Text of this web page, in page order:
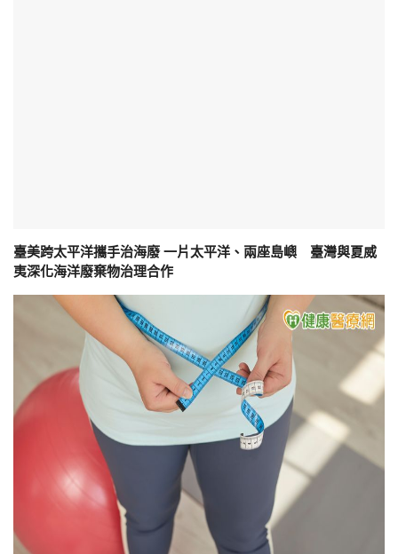
臺美跨太平洋攜手治海廢 一片太平洋、兩座島嶼 臺灣與夏威
夷深化海洋廢棄物治理合作